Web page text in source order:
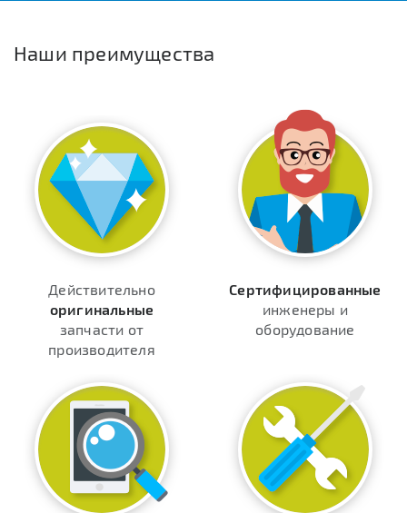
Наши преимущества
Действительно
оригинальные
запчасти от
производителя
Сертифицированные
инженеры и
оборудование